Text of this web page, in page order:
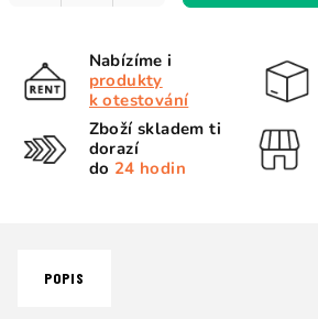
Nabízíme i
produkty
k otestování
Zboží skladem ti
dorazí
do 24 hodin
POPIS